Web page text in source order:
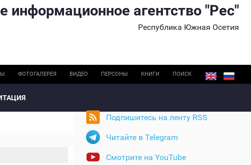
информационное агентство "Рес"
Республика Южная Осетия
ФОТОГАЛЕРЕЯ ВИДЕО ПЕРСОНЫ КНИГИ ПОИСК
Подпишитесь на ленту RSS
Читайте в Telegram
Смотрите на YouTube